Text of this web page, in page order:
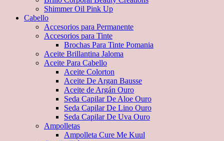
Shimmer Oil Pink Up
Cabello
Accesorios para Permanente
Accesorios para Tinte
Brochas Para Tinte Pomania
Aceite Brillantina Jaloma
Aceite Para Cabello
Aceite Colorton
Aceite De Argan Bausse
Aceite de Argán Ouro
Seda Capilar De Aloe Ouro
Seda Capilar De Lino Ouro
Seda Capilar De Uva Ouro
Ampolletas
Ampolleta Cure Me Kuul